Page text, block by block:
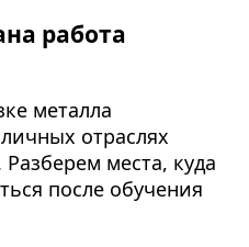
работа
металла
отраслях
места, куда
после обучения